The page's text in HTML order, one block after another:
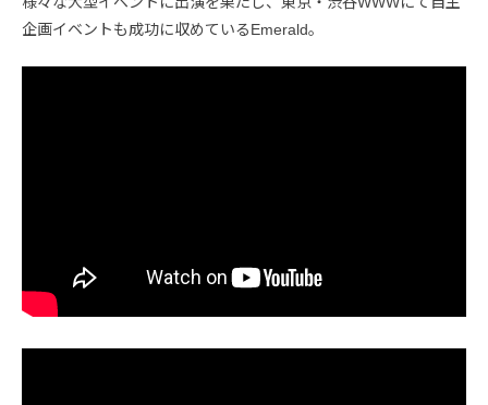
企画イベントも成功に収めているEmerald。